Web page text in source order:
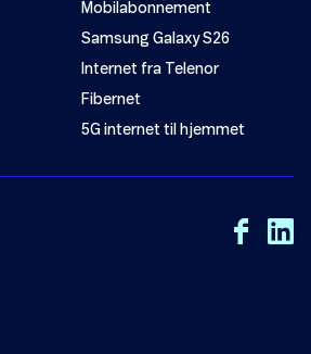
Mobilabonnement
Samsung Galaxy S26
Internet fra Telenor
Fibernet
5G internet til hjemmet